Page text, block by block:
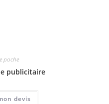
poche
publicitaire
devis